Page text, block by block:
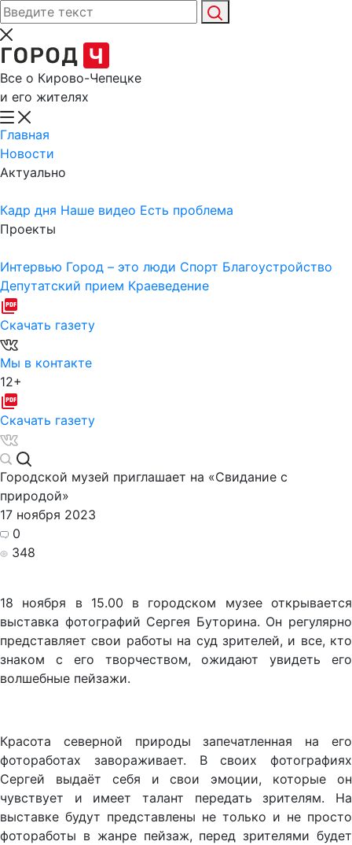
Все о Кирово-Чепецке
и его жителях
Главная
Новости
Актуально
Кадр дня Наше видео Есть проблема
Проекты
Интервью Город – это люди Спорт Благоустройство
Депутатский прием Краеведение
Скачать газету
Мы в контакте
12+
Скачать газету
Городской музей приглашает на «Свидание с
природой»
17 ноября 2023
0
348
18 ноября в 15.00 в городском музее открывается
выставка фотографий Сергея Буторина. Он регулярно
представляет свои работы на суд зрителей, и все, кто
знаком с его творчеством, ожидают увидеть его
волшебные пейзажи.
Красота северной природы запечатленная на его
фотоработах завораживает. В своих фотографиях
Сергей выдаёт себя и свои эмоции, которые он
чувствует и имеет талант передать зрителям. На
выставке будут представлены не только и не просто
фотоработы в жанре пейзаж, перед зрителями будет